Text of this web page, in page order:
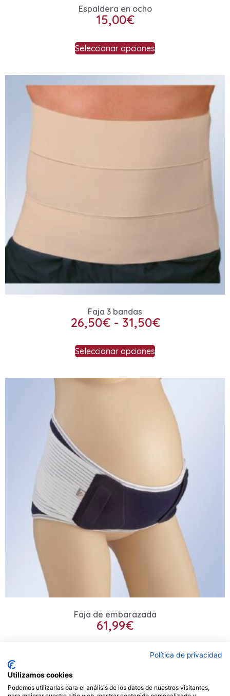
Espaldera en ocho
15,00€
Seleccionar opciones
Faja 3 bandas
26,50€ - 31,50€
Seleccionar opciones
Faja de embarazada
61,99€
Seleccionar opciones
Contacto
Política de privacidad
Utilizamos cookies
Podemos utilizarlas para el análisis de los datos de nuestros visitantes,